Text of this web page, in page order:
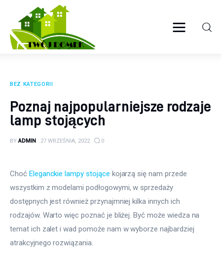
Twój domek
TWOJE ŻYCIE
Kuchnia
Sypialnia
Budowa
BEZ KATEGORII
Poznaj najpopularniejsze rodzaje
lamp stojących
BY ADMIN 27 WRZEŚNIA, 2022 0
Choć Eleganckie lampy stojące kojarzą się nam przede
wszystkim z modelami podłogowymi, w sprzedaży
dostępnych jest również przynajmniej kilka innych ich
rodzajów. Warto więc poznać je bliżej. Być może wiedza na
temat ich zalet i wad pomoże nam w wyborze najbardziej
atrakcyjnego rozwiązania.